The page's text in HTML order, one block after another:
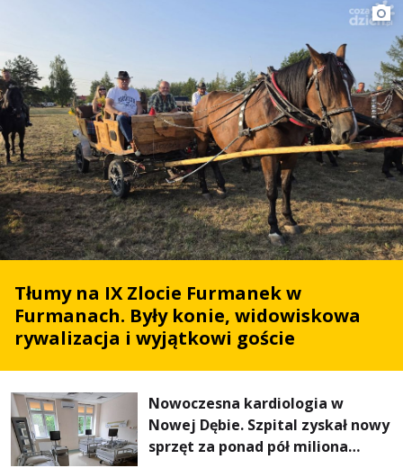
Tłumy na IX Zlocie Furmanek w
Furmanach. Były konie, widowiskowa
rywalizacja i wyjątkowi goście
Nowoczesna kardiologia w
Nowej Dębie. Szpital zyskał nowy
sprzęt za ponad pół miliona